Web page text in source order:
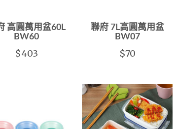
高圓萬用盆60L
BW60
$403
聯府 7L高圓萬用盆
BW07
$70